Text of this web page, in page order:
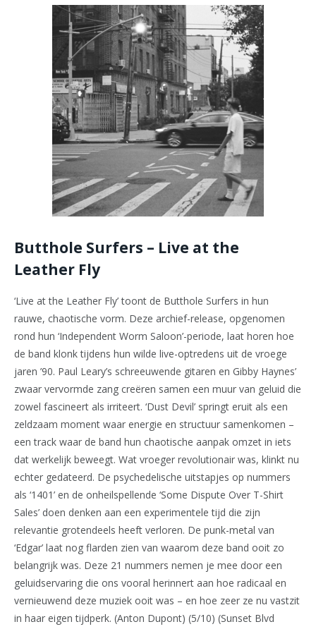
Butthole Surfers – Live at the
Leather Fly
‘Live at the Leather Fly’ toont de Butthole Surfers in hun
rauwe, chaotische vorm. Deze archief-release, opgenomen
rond hun ‘Independent Worm Saloon’-periode, laat horen hoe
de band klonk tijdens hun wilde live-optredens uit de vroege
jaren ’90. Paul Leary’s schreeuwende gitaren en Gibby Haynes’
zwaar vervormde zang creëren samen een muur van geluid die
zowel fascineert als irriteert. ‘Dust Devil’ springt eruit als een
zeldzaam moment waar energie en structuur samenkomen –
een track waar de band hun chaotische aanpak omzet in iets
dat werkelijk beweegt. Wat vroeger revolutionair was, klinkt nu
echter gedateerd. De psychedelische uitstapjes op nummers
als ‘1401’ en de onheilspellende ‘Some Dispute Over T-Shirt
Sales’ doen denken aan een experimentele tijd die zijn
relevantie grotendeels heeft verloren. De punk-metal van
‘Edgar’ laat nog flarden zien van waarom deze band ooit zo
belangrijk was. Deze 21 nummers nemen je mee door een
geluidservaring die ons vooral herinnert aan hoe radicaal en
vernieuwend deze muziek ooit was – en hoe zeer ze nu vastzit
in haar eigen tijdperk. (Anton Dupont) (5/10) (Sunset Blvd